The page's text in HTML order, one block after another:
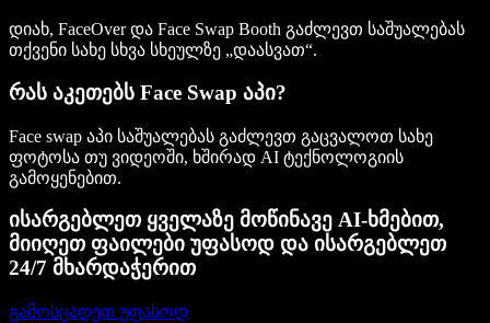
დიახ, FaceOver და Face Swap Booth გაძლევთ საშუალებას
თქვენი სახე სხვა სხეულზე „დაასვათ“.
რას აკეთებს Face Swap აპი?
Face swap აპი საშუალებას გაძლევთ გაცვალოთ სახე
ფოტოსა თუ ვიდეოში, ხშირად AI ტექნოლოგიის
გამოყენებით.
ისარგებლეთ ყველაზე მოწინავე AI-ხმებით,
მიიღეთ ფაილები უფასოდ და ისარგებლეთ
24/7 მხარდაჭერით
გამოსცადეთ უფასოდ